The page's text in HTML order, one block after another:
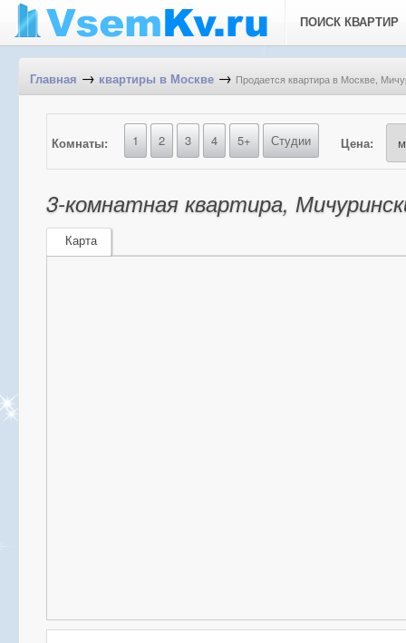
ПОИСК КВАРТИР
Главная → квартиры в Москве → Продается квартира в Москве,
Комнаты: 1 2 3 4 5+ Студии Цена:
3-комнатная квартира,
Карта